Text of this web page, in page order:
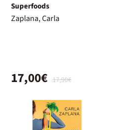
Superfoods
Zaplana, Carla
17,90€
17,00€